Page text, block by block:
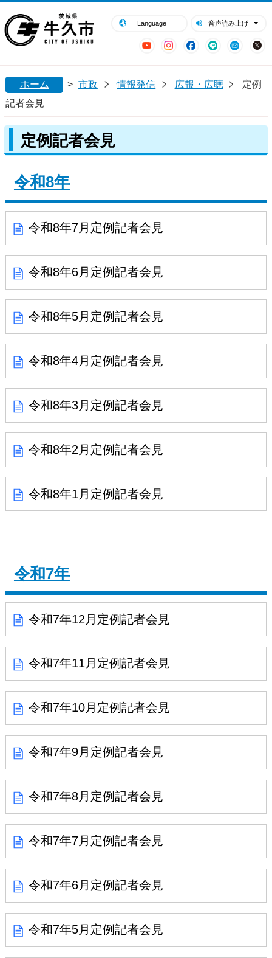
Language 音声読み上げ
YouTubeInstagram
Facebook
LINE Mail
閉じる
ホーム > 市政 情報発信 広報・広聴
定例
記者会見
定例記者会見
令和8年
令和8年7月定例記者会見
令和8年6月定例記者会見
令和8年5月定例記者会見
令和8年4月定例記者会見
令和8年3月定例記者会見
令和8年2月定例記者会見
令和8年1月定例記者会見
令和7年
令和7年12月定例記者会見
令和7年11月定例記者会見
令和7年10月定例記者会見
令和7年9月定例記者会見
令和7年8月定例記者会見
令和7年7月定例記者会見
令和7年6月定例記者会見
令和7年5月定例記者会見